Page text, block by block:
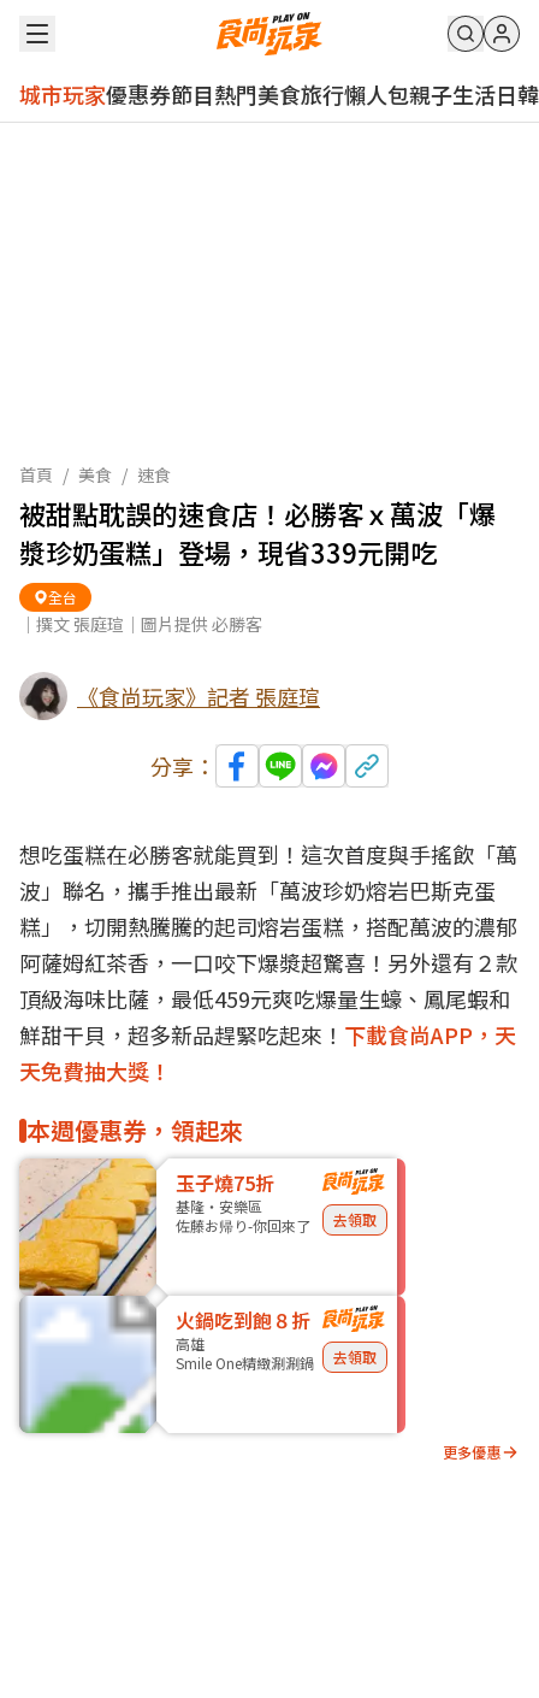
城市玩家優惠券節目熱門美食旅行懶人包親子生活日韓
首頁 / 美食 / 速食
被甜點耽誤的速食店！必勝客ｘ萬波「爆
漿珍奶蛋糕」登場，現省339元開吃
全台
｜撰文 張庭瑄｜圖片提供 必勝客
《食尚玩家》記者 張庭瑄
分享：
想吃蛋糕在必勝客就能買到！這次首度與手搖飲「萬
波」聯名，攜手推出最新「萬波珍奶熔岩巴斯克蛋
糕」，切開熱騰騰的起司熔岩蛋糕，搭配萬波的濃郁
阿薩姆紅茶香，一口咬下爆漿超驚喜！另外還有２款
頂級海味比薩，最低459元爽吃爆量生蠔、鳳尾蝦和
鮮甜干貝，超多新品趕緊吃起來！ 下載食尚APP，天
天免費抽大獎！
本週優惠券，領起來
玉子燒75折
基隆・安樂區
佐藤お帰り-你回來了
去領取
火鍋吃到飽８折
高雄
Smile One精緻涮涮鍋
去領取
更多優惠